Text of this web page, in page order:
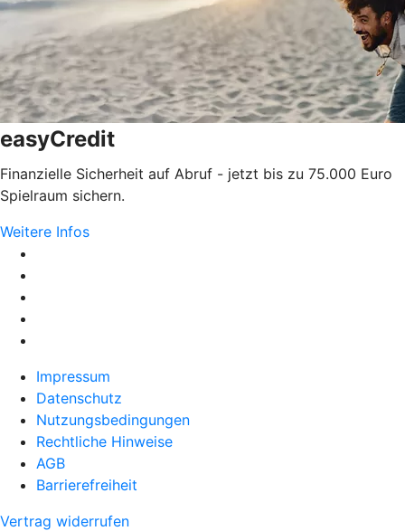
easyCredit
Finanzielle Sicherheit auf Abruf - jetzt bis zu 75.000 Euro
Spielraum sichern.
Weitere Infos
Impressum
Datenschutz
Nutzungsbedingungen
Rechtliche Hinweise
AGB
Barrierefreiheit
Vertrag widerrufen